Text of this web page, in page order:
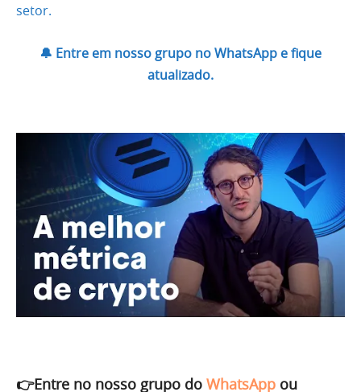
setor.
🔔 Entre em nosso grupo no WhatsApp e fique
atualizado.
👉Entre no nosso grupo do WhatsApp ou